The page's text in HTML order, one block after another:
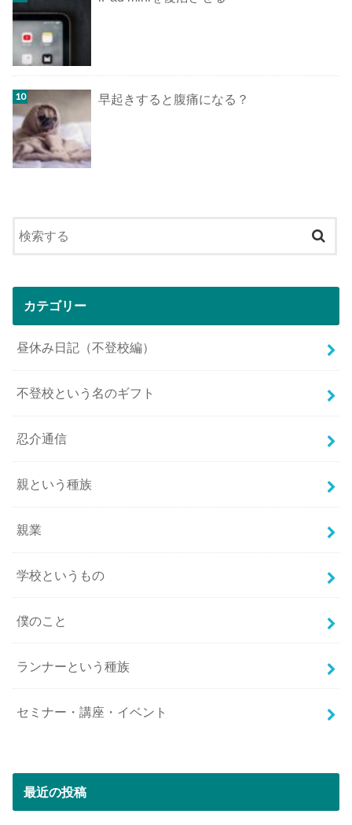
早起きすると腹痛になる？
カテゴリー
昼休み日記（不登校編）
不登校という名のギフト
忍介通信
親という種族
親業
学校というもの
僕のこと
ランナーという種族
セミナー・講座・イベント
最近の投稿